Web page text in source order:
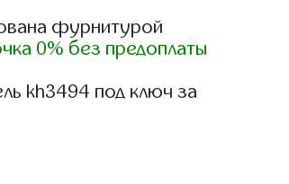
фурнитурой
0% без предоплаты
kh3494 под ключ за